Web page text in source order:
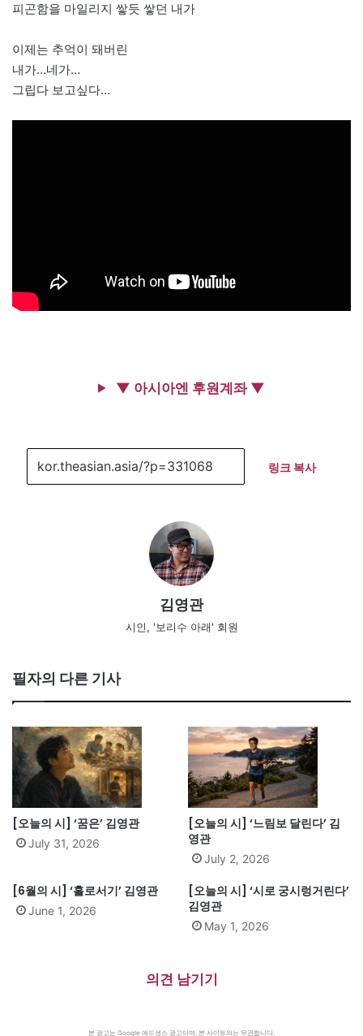
피곤함을 마일리지 쌓듯 쌓던 내가
이제는 추억이 돼버린
내가…네가…
그립다 보고싶다…
▼ 아시아엔 후원계좌 ▼
링크 복사
김영관
시인, '보리수 아래' 회원
필자의 다른 기사
[오늘의 시] ‘꿈은’ 김영관
July 31, 2026
[오늘의 시] ‘느림보 달린다’ 김
영관
July 2, 2026
[6월의 시] ‘홀로서기’ 김영관
June 1, 2026
[오늘의 시] ‘시로 궁시렁거린다’
김영관
May 1, 2026
의견 남기기
본 광고는 Google 애드센스 광고이며, 본 사이트와는 무관합니다.